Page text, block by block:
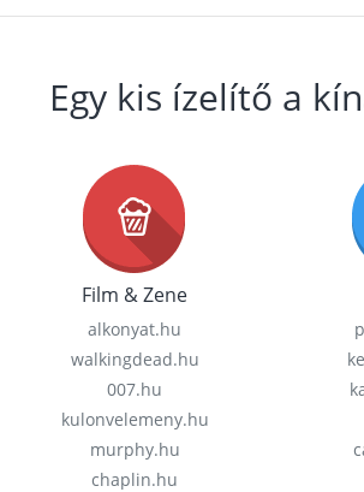
Egy kis ízelítő a
Film & Zene
alkonyat.hu
walkingdead.hu
007.hu
kulonvelemeny.hu
murphy.hu
chaplin.hu